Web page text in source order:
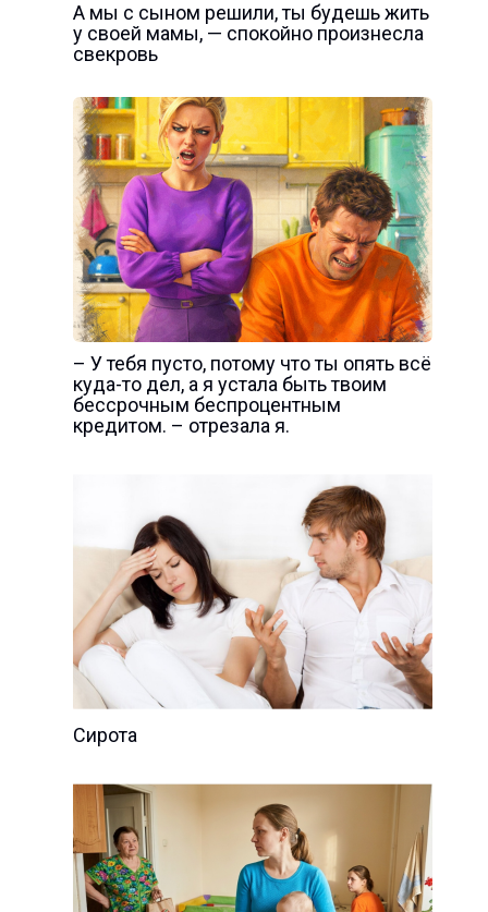
А мы с сыном решили, ты будешь жить
у своей мамы, — спокойно произнесла
свекровь
– У тебя пусто, потому что ты опять всё
куда-то дел, а я устала быть твоим
бессрочным беспроцентным
кредитом. – отрезала я.
Сирота